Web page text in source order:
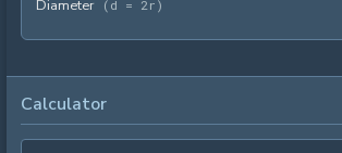
Diameter ( d = 2r )
Calculator